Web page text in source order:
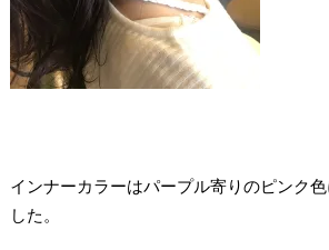
インナーカラーはパープル寄りのピンク
した。